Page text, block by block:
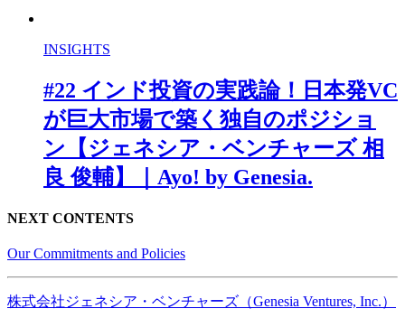
INSIGHTS
#22 インド投資の実践論！日本発VC
が巨大市場で築く独自のポジショ
ン【ジェネシア・ベンチャーズ 相
良 俊輔】｜Ayo! by Genesia.
NEXT CONTENTS
Our Commitments and Policies
株式会社ジェネシア・ベンチャーズ（Genesia Ventures, Inc.）